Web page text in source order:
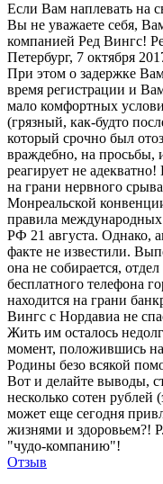
Если Вам наплевать на
Вы не уважаете себя,
компанией Ред Вингс!
Петербург, 7 октября
При этом о задержке
время регистрации и
мало комфортных
(грязный, как-будто
который срочно был
враждебно, на просьбы,
реагирует не адекватно!
на грани нервного
Монреальской
правила международных
РФ 21 августа. Однако,
факте не известили.
она не собирается,
бесплатного телефона
находится на грани
Вингс с Нордавиа не
Жить им осталось
момент, положившись на
Родины безо всякой
Вот и делайте выводы,
несколько сотен рублей
может еще сегодня
жизнями и здоровьем?!
"чудо-компанию"!
Отзыв